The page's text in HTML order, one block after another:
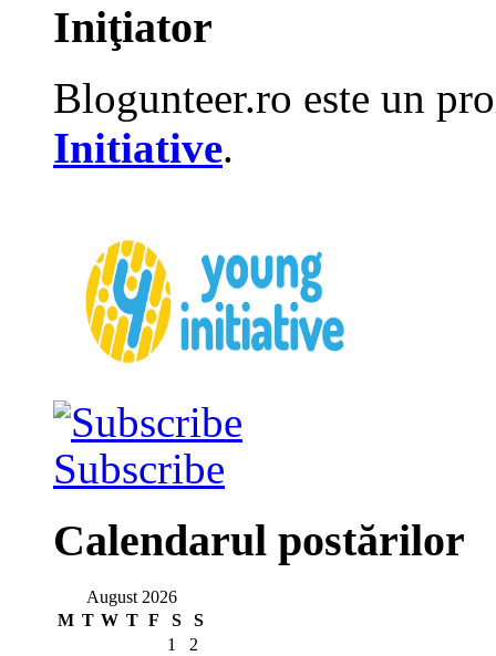
Iniţiator
Blogunteer.ro este un
Initiative.
Subscribe
Calendarul postărilor
August 2026
M T W T F S
S
1
2